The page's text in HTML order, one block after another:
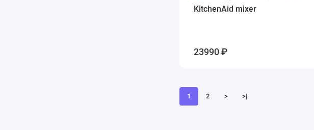
KitchenAid mixer
23990 ₽
1 2 > >|